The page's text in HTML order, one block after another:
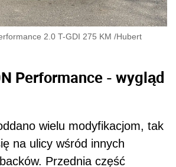
2.0 T-GDI 275 KM /Hubert
Performance - wygląd
wielu modyfikacjom, tak
na ulicy wśród innych
Przednia część